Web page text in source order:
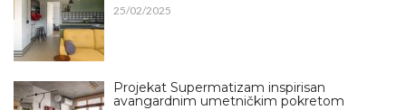
25/02/2025
Projekat Supermatizam inspirisan
avangardnim umetničkim pokretom